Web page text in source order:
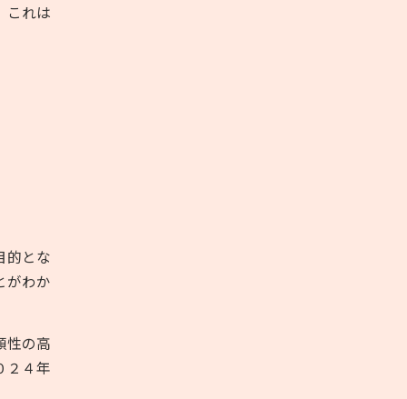
これは
的とな
がわか
性の高
２４年